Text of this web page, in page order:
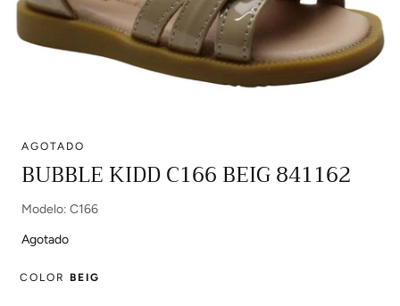
multimedia
en
modal
AGOTADO
BUBBLE KIDD C166 BEIG 841162
Modelo: C166
Agotado
COLOR BEIG